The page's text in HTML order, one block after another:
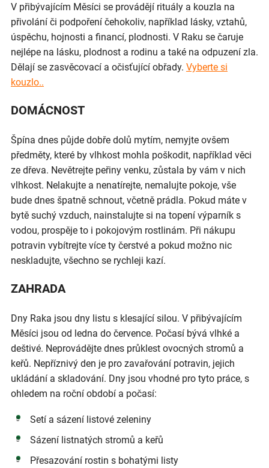
V přibývajícím Měsíci se provádějí rituály a kouzla na
přivolání či podpoření čehokoliv, například lásky, vztahů,
úspěchu, hojnosti a financí, plodnosti. V Raku se čaruje
nejlépe na lásku, plodnost a rodinu a také na odpuzení zla.
Dělají se zasvěcovací a očisťující obřady. Vyberte si
kouzlo..
DOMÁCNOST
Špína dnes půjde dobře dolů mytím, nemyjte ovšem
předměty, které by vlhkost mohla poškodit, například věci
ze dřeva. Nevětrejte peřiny venku, zůstala by vám v nich
vlhkost. Nelakujte a nenatírejte, nemalujte pokoje, vše
bude dnes špatně schnout, včetně prádla. Pokud máte v
bytě suchý vzduch, nainstalujte si na topení výparník s
vodou, prospěje to i pokojovým rostlinám. Při nákupu
potravin vybítrejte více ty čerstvé a pokud možno nic
neskladujte, všechno se rychleji kazí.
ZAHRADA
Dny Raka jsou dny listu s klesající silou. V přibývajícím
Měsíci jsou od ledna do července. Počasí bývá vlhké a
deštivé. Neprovádějte dnes průklest ovocných stromů a
keřů. Nepříznivý den je pro zavařování potravin, jejich
ukládání a skladování. Dny jsou vhodné pro tyto práce, s
ohledem na roční období a počasí:
Setí a sázení listové zeleniny
Sázení listnatých stromů a keřů
Přesazování rostin s bohatými listy